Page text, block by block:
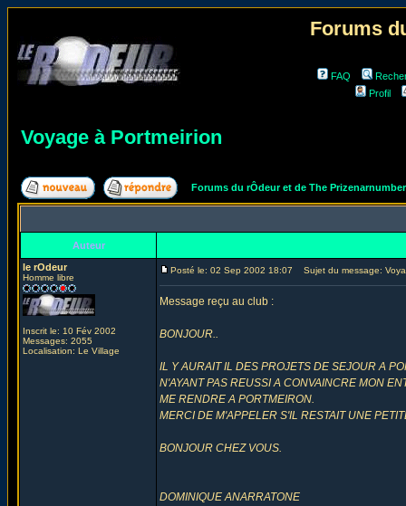
Forums
FAQ
Profil
Voyage à Portmeirion
Forums du rÔdeur et de The
Auteur
le rOdeur
Homme libre
Inscrit le: 10 Fév 2002
Messages: 2055
Localisation: Le Village
Posté le: 02 Sep 2002 18:07 Sujet du message:
Message reçu au club :
BONJOUR..
IL Y AURAIT IL DES PROJETS DE SEJOUR A
N'AYANT PAS REUSSI A CONVAINCRE MON
ME RENDRE A PORTMEIRON.
MERCI DE M'APPELER S'IL RESTAIT UNE
BONJOUR CHEZ VOUS.
DOMINIQUE ANARRATONE